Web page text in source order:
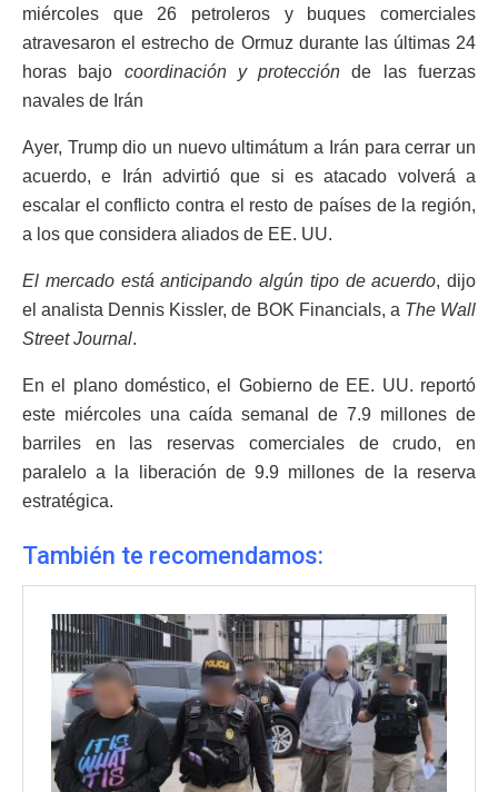
miércoles que 26 petroleros y buques comerciales
atravesaron el estrecho de Ormuz durante las últimas 24
horas bajo coordinación y protección de las fuerzas
navales de Irán
Ayer, Trump dio un nuevo ultimátum a Irán para cerrar un
acuerdo, e Irán advirtió que si es atacado volverá a
escalar el conflicto contra el resto de países de la región,
a los que considera aliados de EE. UU.
El mercado está anticipando algún tipo de acuerdo, dijo
el analista Dennis Kissler, de BOK Financials, a The Wall
Street Journal.
En el plano doméstico, el Gobierno de EE. UU. reportó
este miércoles una caída semanal de 7.9 millones de
barriles en las reservas comerciales de crudo, en
paralelo a la liberación de 9.9 millones de la reserva
estratégica.
También te recomendamos: